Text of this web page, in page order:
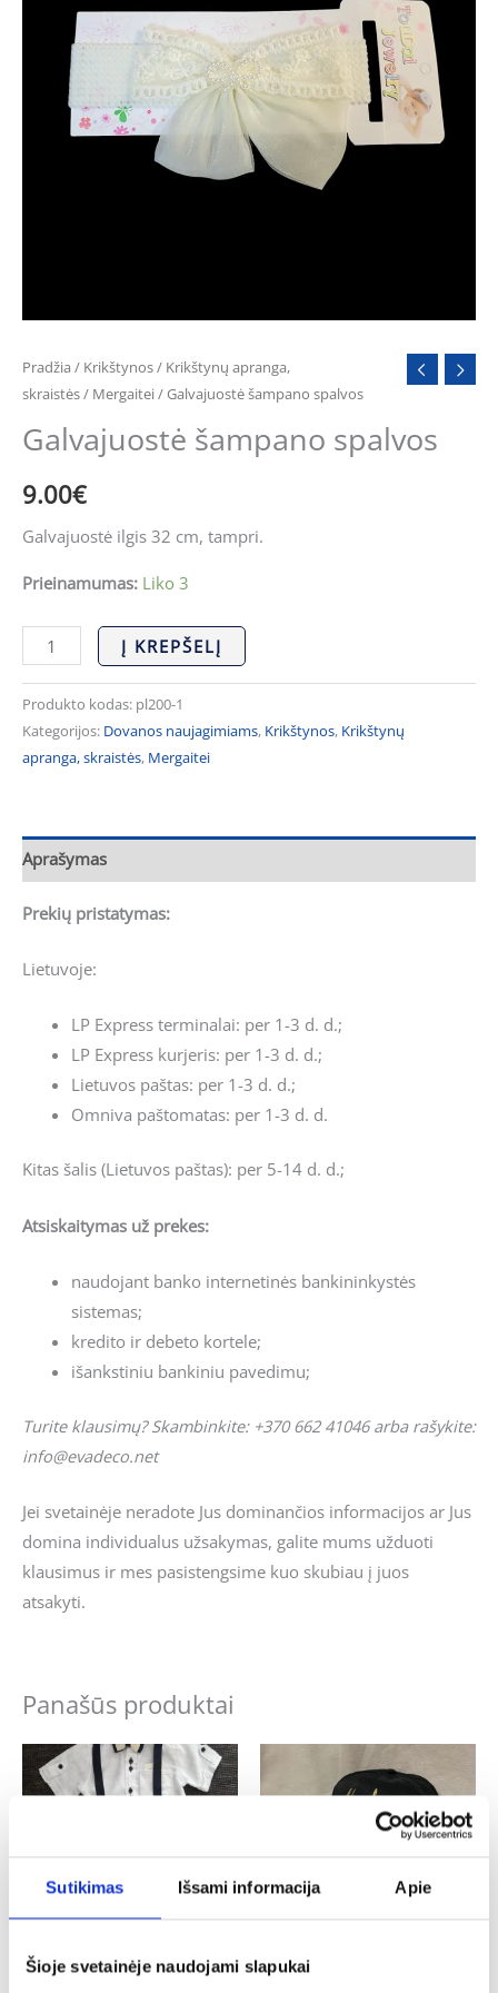
Sutikimas Išsami informacija Apie
Šioje svetainėje naudojami slapukai
Pradžia / Krikštynos/ Krikštynų apranga,
skraistės/ Mergaitei/ Galvajuostė šampano spalvos
Galvajuostė šampano spalvos
9.00€
Galvajuostė ilgis 32 cm, tampri.
Prieinamumas: Liko 3
Į KREPŠELĮ
Produkto kodas: pl200-1
Kategorijos: Dovanos naujagimiams, Krikštynos, Krikštynų
apranga, skraistės, Mergaitei
Aprašymas
Prekių pristatymas:
Lietuvoje:
LP Express terminalai: per 1-3 d. d.;
LP Express kurjeris: per 1-3 d. d.;
Lietuvos paštas: per 1-3 d. d.;
Omniva paštomatas: per 1-3 d. d.
Kitas šalis (Lietuvos paštas): per 5-14 d. d.;
Atsiskaitymas už prekes:
naudojant banko internetinės bankininkystės
sistemas;
kredito ir debeto kortele;
išankstiniu bankiniu pavedimu;
Turite klausimų? Skambinkite: +370 662 41046 arba rašykite:
info@evadeco.net
Jei svetainėje neradote Jus dominančios informacijos ar Jus
domina individualus užsakymas, galite mums užduoti
klausimus ir mes pasistengsime kuo skubiau į juos
atsakyti.
Panašūs produktai
Krikštynos Krikštynos